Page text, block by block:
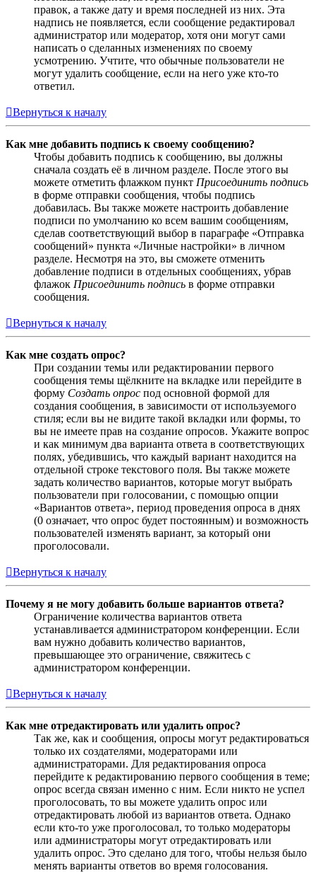
правок, а также дату и время последней из них. Эта
надпись не появляется, если сообщение редактировал
администратор или модератор, хотя они могут сами
написать о сделанных изменениях по своему
усмотрению. Учтите, что обычные пользователи не
могут удалить сообщение, если на него уже кто-то
ответил.
Вернуться к началу
Как мне добавить подпись к своему сообщению?
Чтобы добавить подпись к сообщению, вы должны
сначала создать её в личном разделе. После этого вы
можете отметить флажком пункт Присоединить подпись
в форме отправки сообщения, чтобы подпись
добавилась. Вы также можете настроить добавление
подписи по умолчанию ко всем вашим сообщениям,
сделав соответствующий выбор в параграфе «Отправка
сообщений» пункта «Личные настройки» в личном
разделе. Несмотря на это, вы сможете отменить
добавление подписи в отдельных сообщениях, убрав
флажок Присоединить подпись в форме отправки
сообщения.
Вернуться к началу
Как мне создать опрос?
При создании темы или редактировании первого
сообщения темы щёлкните на вкладке или перейдите в
форму Создать опрос под основной формой для
создания сообщения, в зависимости от используемого
стиля; если вы не видите такой вкладки или формы, то
вы не имеете прав на создание опросов. Укажите вопрос
и как минимум два варианта ответа в соответствующих
полях, убедившись, что каждый вариант находится на
отдельной строке текстового поля. Вы также можете
задать количество вариантов, которые могут выбрать
пользователи при голосовании, с помощью опции
«Вариантов ответа», период проведения опроса в днях
(0 означает, что опрос будет постоянным) и возможность
пользователей изменять вариант, за который они
проголосовали.
Вернуться к началу
Почему я не могу добавить больше вариантов ответа?
Ограничение количества вариантов ответа
устанавливается администратором конференции. Если
вам нужно добавить количество вариантов,
превышающее это ограничение, свяжитесь с
администратором конференции.
Вернуться к началу
Как мне отредактировать или удалить опрос?
Так же, как и сообщения, опросы могут редактироваться
только их создателями, модераторами или
администраторами. Для редактирования опроса
перейдите к редактированию первого сообщения в теме;
опрос всегда связан именно с ним. Если никто не успел
проголосовать, то вы можете удалить опрос или
отредактировать любой из вариантов ответа. Однако
если кто-то уже проголосовал, то только модераторы
или администраторы могут отредактировать или
удалить опрос. Это сделано для того, чтобы нельзя было
менять варианты ответов во время голосования.